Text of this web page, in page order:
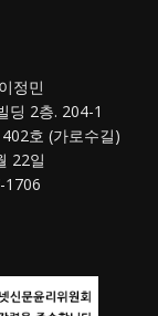
정민
딩 2층. 204-1
호 (가로수길)
22일
1706